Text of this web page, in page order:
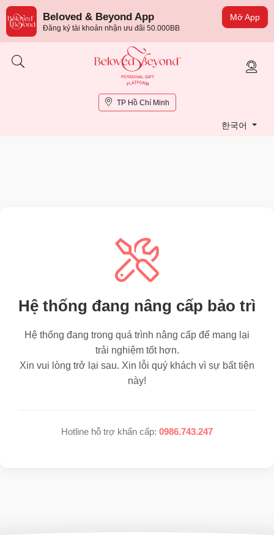
Mở App
Beloved & Beyond App
Đăng ký tài khoản nhận ưu đãi 50.000BB
TP Hồ Chí Minh
한국어
Hệ thống đang nâng cấp bảo trì
Hệ thống đang trong quá trình nâng cấp để mang lại
trải nghiệm tốt hơn.
Xin vui lòng trở lại sau. Xin lỗi quý khách vì sự bất tiện
này!
Hotline hỗ trợ khẩn cấp: 0986.743.247